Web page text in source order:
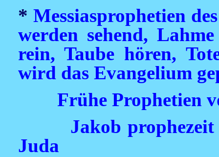
* Messiasprophetien
werden sehend,
rein, Taube hören,
wird das Evangelium
Frühe Prophetien
Jakob
Juda